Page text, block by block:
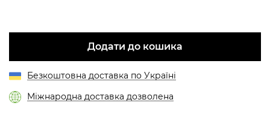
Додати до кошика
Безкоштовна доставка по Україні
Міжнародна доставка дозволена